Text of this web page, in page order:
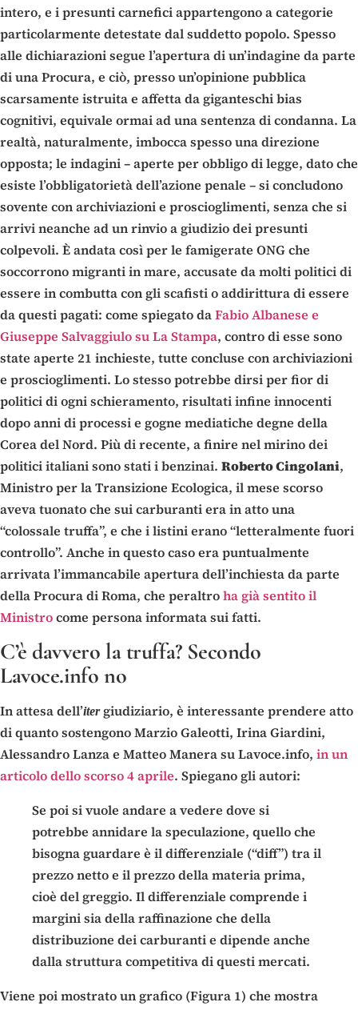
intero, e i presunti carnefici appartengono a categorie
particolarmente detestate dal suddetto popolo. Spesso
alle dichiarazioni segue l’apertura di un’indagine da parte
di una Procura, e ciò, presso un’opinione pubblica
scarsamente istruita e affetta da giganteschi bias
cognitivi, equivale ormai ad una sentenza di condanna. La
realtà, naturalmente, imbocca spesso una direzione
opposta; le indagini – aperte per obbligo di legge, dato che
esiste l’obbligatorietà dell’azione penale – si concludono
sovente con archiviazioni e proscioglimenti, senza che si
arrivi neanche ad un rinvio a giudizio dei presunti
colpevoli. È andata così per le famigerate ONG che
soccorrono migranti in mare, accusate da molti politici di
essere in combutta con gli scafisti o addirittura di essere
da questi pagati: come spiegato daFabio Albanese e
Giuseppe Salvaggiulo su La Stampa, contro di esse sono
state aperte 21 inchieste, tutte concluse con archiviazioni
e proscioglimenti. Lo stesso potrebbe dirsi per fior di
politici di ogni schieramento, risultati infine innocenti
dopo anni di processi e gogne mediatiche degne della
Corea del Nord. Più di recente, a finire nel mirino dei
politici italiani sono stati i benzinai. Roberto Cingolani,
Ministro per la Transizione Ecologica, il mese scorso
aveva tuonato che sui carburanti era in atto una
“colossale truffa”, e che i listini erano “letteralmente fuori
controllo”. Anche in questo caso era puntualmente
arrivata l’immancabile apertura dell’inchiesta da parte
della Procura di Roma, che peraltroha già sentito il
Ministrocome persona informata sui fatti.
C’è davvero la truffa? Secondo
Lavoce.info no
In attesa dell’itergiudiziario, è interessante prendere atto
di quanto sostengono Marzio Galeotti, Irina Giardini,
Alessandro Lanza e Matteo Manera su Lavoce.info, in un
articolo dello scorso 4 aprile. Spiegano gli autori:
Se poi si vuole andare a vedere dove si
potrebbe annidare la speculazione, quello che
bisogna guardare è il differenziale (“diff”) tra il
prezzo netto e il prezzo della materia prima,
cioè del greggio. Il differenziale comprende i
margini sia della raffinazione che della
distribuzione dei carburanti e dipende anche
dalla struttura competitiva di questi mercati.
Viene poi mostrato un grafico (Figura 1) che mostra